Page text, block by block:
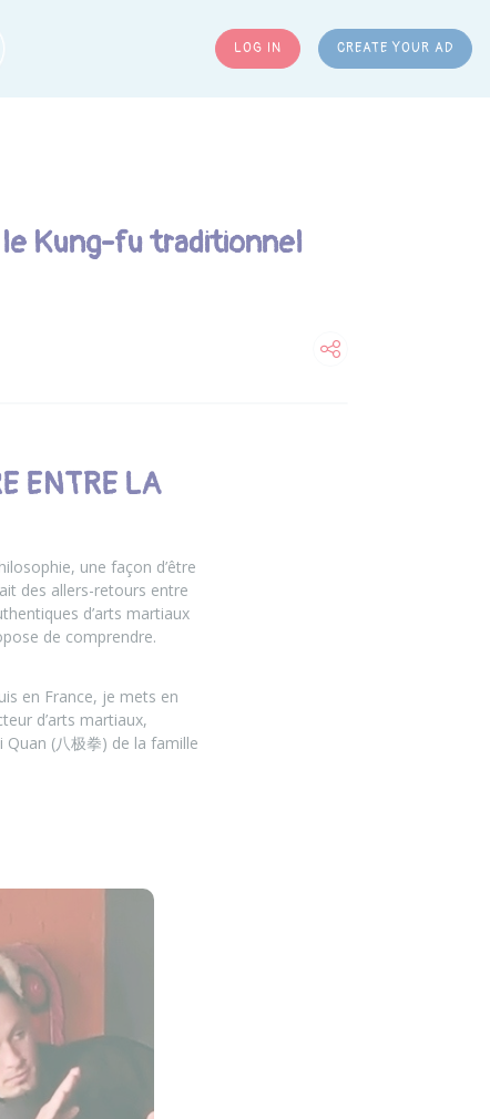
LOG IN CREATE YOUR AD
Kung-fu traditionnel
ENTRE LA
une façon d’être
des allers-retours entre
d’arts martiaux
de comprendre.
en France, je mets en
d’arts martiaux,
(八极拳) de la famille